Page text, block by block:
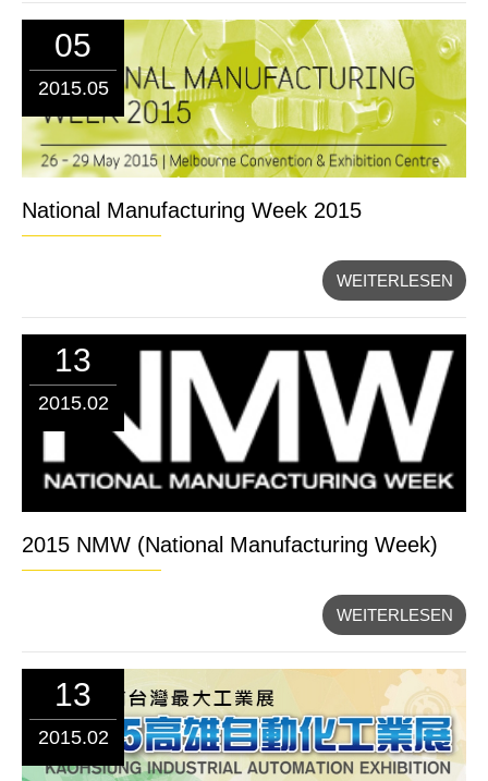
05
2015.05
National Manufacturing Week 2015
WEITERLESEN
13
2015.02
2015 NMW (National Manufacturing Week)
WEITERLESEN
13
2015.02